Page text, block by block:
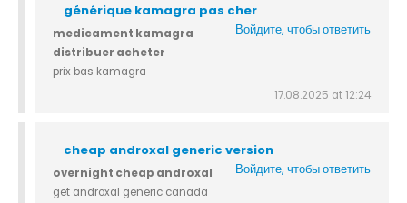
générique kamagra pas cher
Войдите, чтобы ответить
medicament kamagra
distribuer acheter
prix bas kamagra
17.08.2025 at 12:24
cheap androxal generic version
Войдите, чтобы ответить
overnight cheap androxal
get androxal generic canada